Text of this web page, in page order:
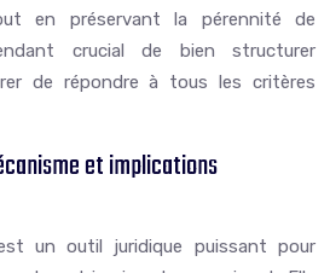
en préservant la pérennité de
crucial de bien structurer
de répondre à tous les critères
et implications
un outil juridique puissant pour